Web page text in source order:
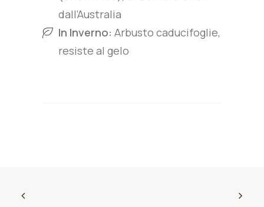
dall’Australia
In Inverno: Arbusto caducifoglie,
resiste al gelo